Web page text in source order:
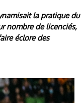
la pratique du
nombre de licenciés,
éclore des